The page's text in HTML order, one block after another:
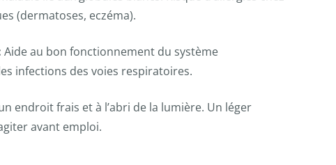
(dermatoses, eczéma).
Aide au bon fonctionnement du système
infections des voies respiratoires.
endroit frais et à l’abri de la lumière. Un léger
avant emploi.